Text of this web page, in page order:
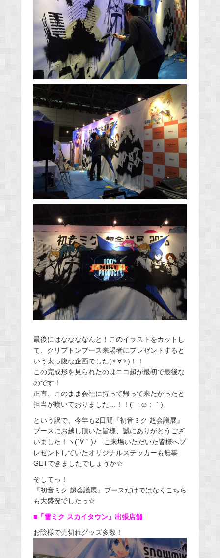
最後にはななななんと！このイラストをカットし
て、クリプトンブース来場者にプレゼントすると
いう太っ腹な企画でした(✧∀✧)！！
この完成形を見られたのはニコ超が最初で最後な
のです！
正直、このまま会社に持って帰って来たかったと
担当が嘆いておりました…！！(´；ω；｀)
という訳で、今年も2日間『初音ミク 超会議展』
ブースにお越し頂いた皆様、誠にありがとうござ
いました！ヽ(´∀｀)ﾉ ご来場いただいた皆様へプ
レゼントしていたオリジナルステッカーも無事
GETできましたでしょうか☆
そしてっ！
『初音ミク 超会議展』ブースだけではなくこちら
も大盛況でしたっ☆
■「雪ミク スカイタウン」出張店舗
お陰様で売切れグッズ多数！